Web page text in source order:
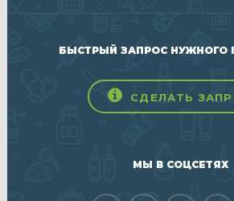
БЫСТРЫЙ ЗАПРОС НУЖНОГО
СДЕЛАТЬ
МЫ В СОЦСЕТЯХ